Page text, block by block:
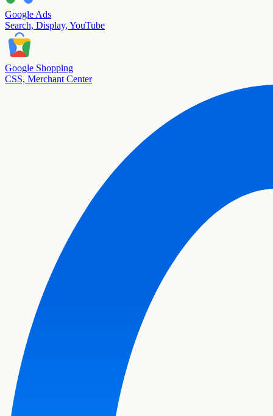
Google Ads
Search, Display, YouTube
Google Shopping
CSS, Merchant Center